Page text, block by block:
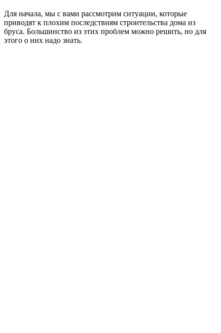
Для начала, мы с вами рассмотрим ситуации, которые
приводят к плохим последствиям строительства дома из
бруса. Большинство из этих проблем можно решить, но для
этого о них надо знать.